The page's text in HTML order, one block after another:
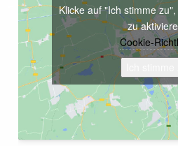
Klicke auf "Ich stimme
zu
Cookie-